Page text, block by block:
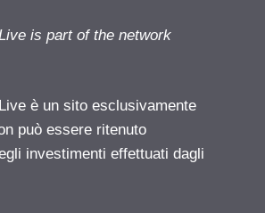
is part of the network
è un sito esclusivamente
può essere ritenuto
investimenti effettuati dagli